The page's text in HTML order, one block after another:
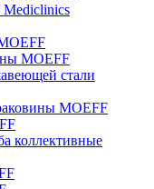
MOEFF
стали
MOEFF
коллективные